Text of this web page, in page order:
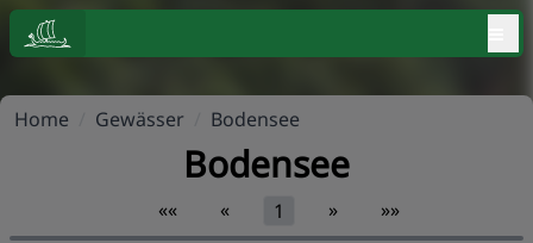
Home Gewässer Bodensee
Bodensee
«« « 1 » »»